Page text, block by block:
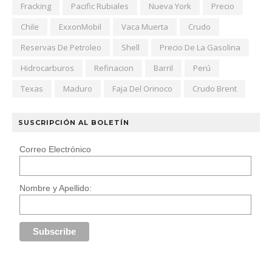
Fracking
Pacific Rubiales Nueva York
Precio
Chile
ExxonMobil Vaca Muerta
Crudo
Reservas De Petroleo
Shell
Precio De La Gasolina
Hidrocarburos
Refinacion Barril
Perú
Texas
Maduro Faja Del Orinoco Crudo Brent
SUSCRIPCIÓN AL BOLETÍN
Correo Electrónico
Nombre y Apellido: